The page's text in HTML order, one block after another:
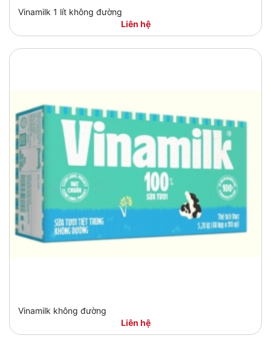
Vinamilk 1 lít không đường
Liên hệ
Vinamilk không đường
Liên hệ